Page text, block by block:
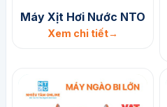
Máy Xịt Hơi Nước NTO
Xem chi tiết